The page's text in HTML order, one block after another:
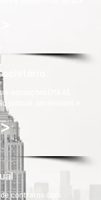
e aquisições (M&A),
judicial, sociedades e
>
contratos com